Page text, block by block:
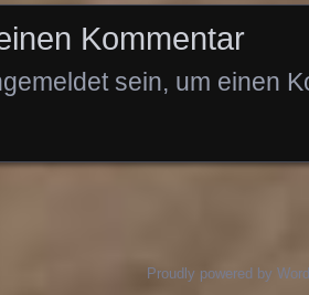
Kommentar
sein, um einen
Proudly powered by